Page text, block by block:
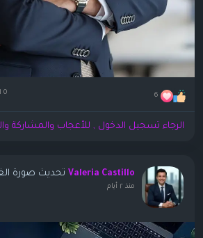
6 0 التعليقات
الرجاء تسجيل الدخول , للأعجاب والمشاركة
Valeria Castillo تحديث صورة
منذ ٢ أيام